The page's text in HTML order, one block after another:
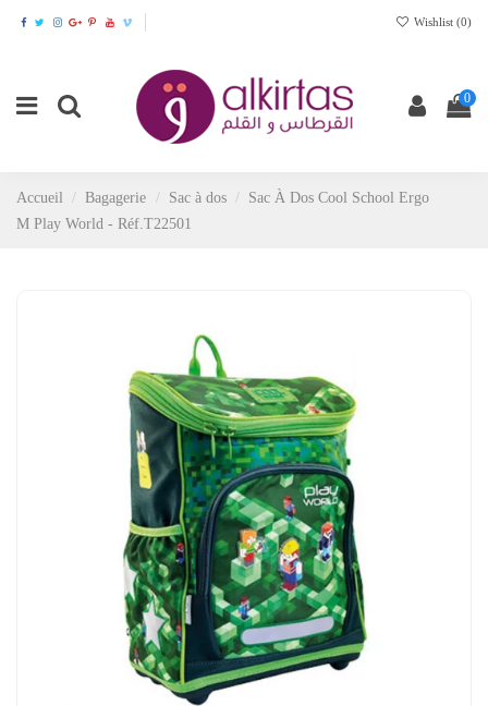
Wishlist (0)
0
Accueil Bagagerie Sac à dos
Sac À Dos Cool School Ergo
M Play World - Réf.T22501